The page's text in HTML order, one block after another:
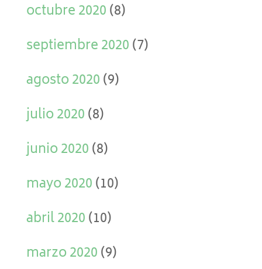
octubre 2020(8)
septiembre 2020(7)
agosto 2020(9)
julio 2020(8)
junio 2020(8)
mayo 2020(10)
abril 2020(10)
marzo 2020(9)